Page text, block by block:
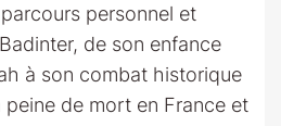
personnel et
de son enfance
à son combat historique
peine de mort en France et